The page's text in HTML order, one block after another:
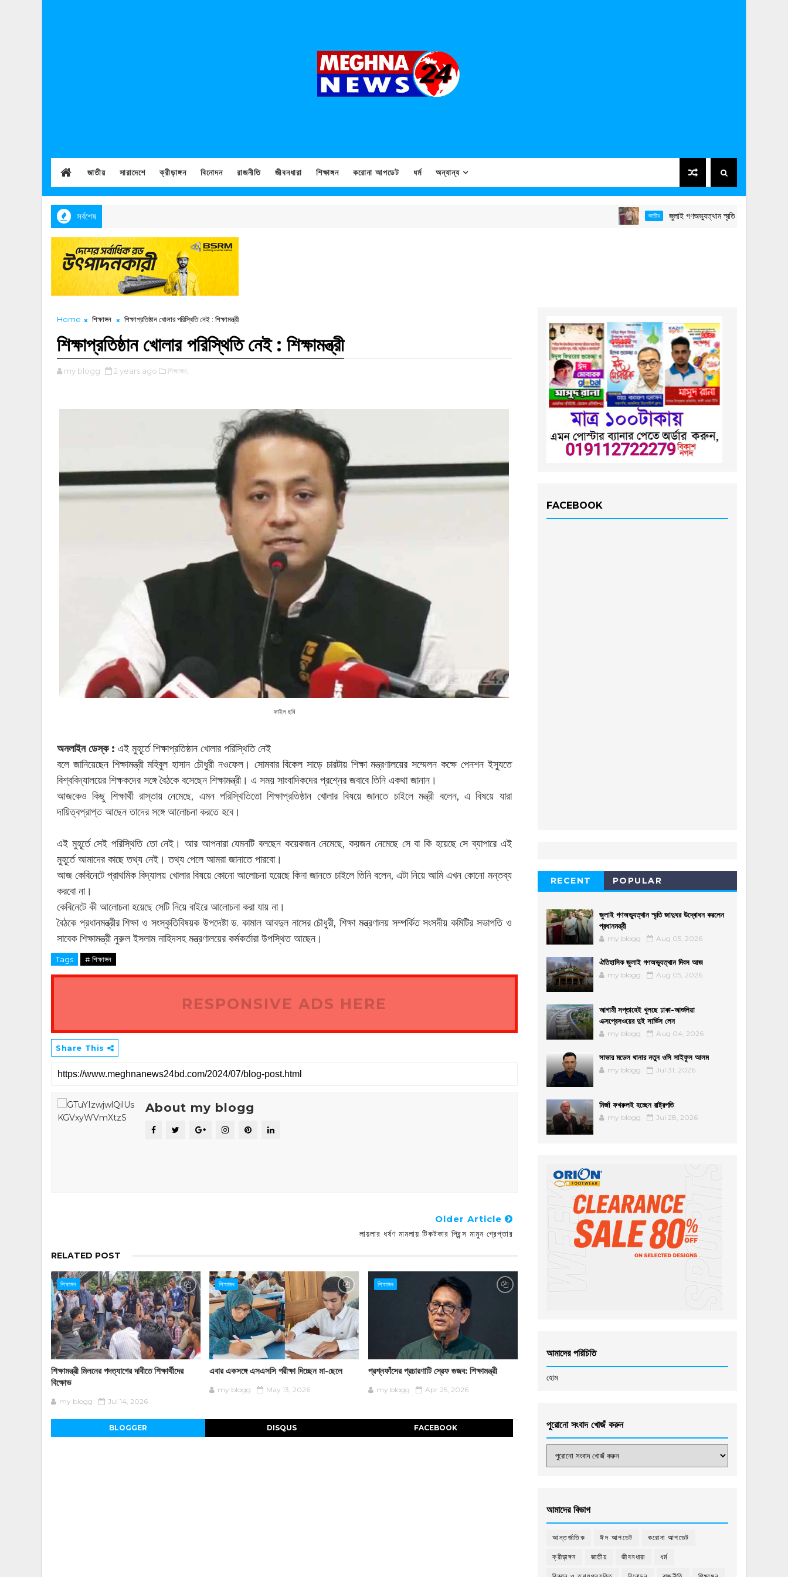
জাতীয় সারাদেশে ক্রীড়াঙ্গন বিনোদন রাজনীতি জীবনধারা শিক্ষাঙ্গন করোনা আপডেট ধর্ম অন্যান্য
সর্বশেষ জাতীয় জুলাই গণঅভ্যুত্থান স্মৃতি জাদুঘর উদ্বোধন করলেন
Home শিক্ষাঙ্গন শিক্ষাপ্রতিষ্ঠান খোলার পরিস্থিতি নেই : শিক্ষামন্ত্রী
শিক্ষাপ্রতিষ্ঠান খোলার পরিস্থিতি নেই : শিক্ষামন্ত্রী
my blogg 2 years ago শিক্ষাঙ্গন,
ফাইল ছবি
অনলাইন ডেস্ক : এই মুহূর্তে শিক্ষাপ্রতিষ্ঠান খোলার পরিস্থিতি নেই
বলে জানিয়েছেন শিক্ষামন্ত্রী মহিবুল হাসান চৌধুরী নওফেল। সোমবার বিকেল সাড়ে চারটায় শিক্ষা মন্ত্রণালয়ের সম্মেলন কক্ষে পেনশন ইস্যুতে
বিশ্ববিদ্যালয়ের শিক্ষকদের সঙ্গে বৈঠকে বসেছেন শিক্ষামন্ত্রী। এ সময় সাংবাদিকদের প্রশ্নের জবাবে তিনি একথা জানান।
আজকেও কিছু শিক্ষার্থী রাস্তায় নেমেছে, এমন পরিস্থিতিতো শিক্ষাপ্রতিষ্ঠান খোলার বিষয়ে জানতে চাইলে মন্ত্রী বলেন, এ বিষয়ে যারা
দায়িত্বপ্রাপ্ত আছেন তাদের সঙ্গে আলোচনা করতে হবে।
এই মুহূর্তে সেই পরিস্থিতি তো নেই। আর আপনারা যেমনটি বলছেন কয়েকজন নেমেছে, কয়জন নেমেছে সে বা কি হয়েছে সে ব্যাপারে এই
মুহূর্তে আমাদের কাছে তথ্য নেই। তথ্য পেলে আমরা জানাতে পারবো।
আজ কেবিনেটে প্রাথমিক বিদ্যালয় খোলার বিষয়ে কোনো আলোচনা হয়েছে কিনা জানতে চাইলে তিনি বলেন, এটা নিয়ে আমি এখন কোনো মন্তব্য
করবো না।
কেবিনেটে কী আলোচনা হয়েছে সেটি নিয়ে বাইরে আলোচনা করা যায় না।
বৈঠকে প্রধানমন্ত্রীর শিক্ষা ও সংস্কৃতিবিষয়ক উপদেষ্টা ড. কামাল আবদুল নাসের চৌধুরী, শিক্ষা মন্ত্রণালয় সম্পর্কিত সংসদীয় কমিটির সভাপতি ও
সাবেক শিক্ষামন্ত্রী নুরুল ইসলাম নাহিদসহ মন্ত্রণালয়ের কর্মকর্তারা উপস্থিত আছেন।
Tags # শিক্ষাঙ্গন
RESPONSIVE ADS HERE
Share This
About my blogg
Older Article
লায়লার ধর্ষণ মামলায় টিকটকার প্রিন্স মামুন গ্রেপ্তার
RELATED POST
শিক্ষাঙ্গন
শিক্ষামন্ত্রী মিলনের পদত্যাগের দাবীতে শিক্ষার্থীদের
বিক্ষোভ
my blogg Jul 14, 2026
শিক্ষাঙ্গন
এবার একসঙ্গে এসএসসি পরীক্ষা দিচ্ছেন মা-ছেলে
my blogg May 13, 2026
শিক্ষাঙ্গন
প্রশ্নফাঁসের প্রচারণাটি স্রেফ গুজব: শিক্ষামন্ত্রী
my blogg Apr 25, 2026
BLOGGER DISQUS FACEBOOK
FACEBOOK
RECENT POPULAR
জুলাই গণঅভ্যুত্থান স্মৃতি জাদুঘর উদ্বোধন করলেন
প্রধানমন্ত্রী
my blogg Aug 05, 2026
ঐতিহাসিক জুলাই গণঅভ্যুত্থান দিবস আজ
my blogg Aug 05, 2026
আগামী সপ্তাহেই খুলছে ঢাকা-আশুলিয়া
এক্সপ্রেসওয়ের দুই সার্ভিস লেন
my blogg Aug 04, 2026
সাভার মডেল থানার নতুন ওসি সাইফুল আলম
my blogg Jul 31, 2026
মির্জা ফখরুলই হচ্ছেন রাষ্ট্রপতি
my blogg Jul 28, 2026
আমাদের পরিচিতি
হোম
পুরোনো সংবাদ খোজঁ করুন
আমাদের বিভাগ
আন্তর্জাতিক ঈদ আপডেট করোনা আপডেট
ক্রীড়াঙ্গন জাতীয় জীবনধারা ধর্ম